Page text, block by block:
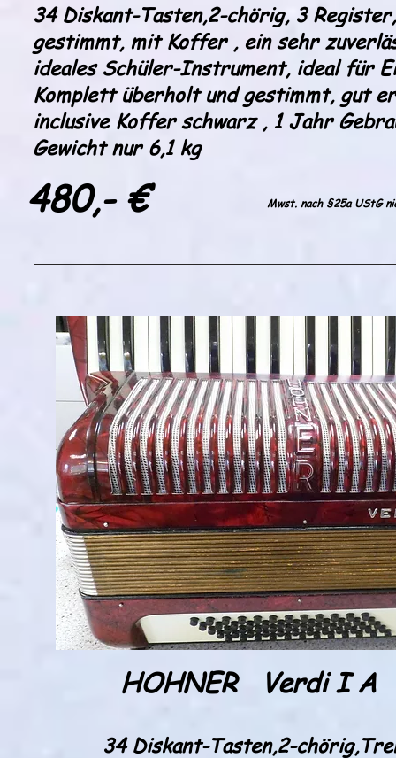
34 Diskant-Tasten,2-chörig, 3
gestimmt, mit Koffer , ein sehr
ideales Schüler-Instrument, ideal für
Komplett überholt und gestimmt, gut
inclusive Koffer schwarz , 1 Jahr
Gewicht nur 6,1 kg
Mwst. nach §25a UStG
480,- €
HOHNER Verdi I A
34 Diskant-Tasten,2-